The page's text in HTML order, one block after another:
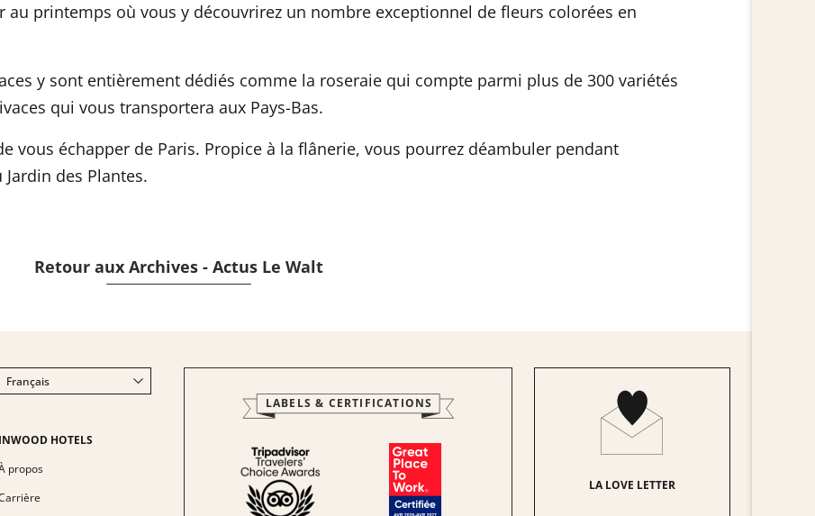
au printemps où vous y découvrirez un nombre exceptionnel de fleurs colorées en
y sont entièrement dédiés comme la roseraie qui compte parmi plus de 300 variétés
qui vous transportera aux Pays-Bas.
vous échapper de Paris. Propice à la flânerie, vous pourrez déambuler pendant
des Plantes.
Retour aux Archives - Actus Le Walt
Français
Italiano
INWOOD HOTELS
propos
LABELS & CERTIFICATIONS
LA LOVE LETTER